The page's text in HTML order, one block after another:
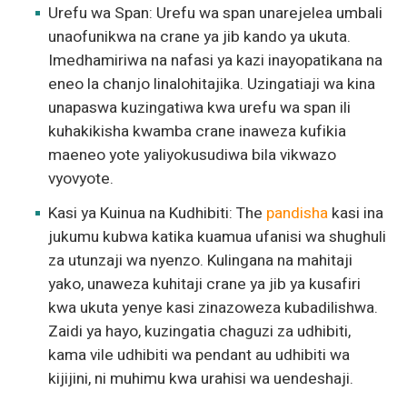
Urefu wa Span: Urefu wa span unarejelea umbali
unaofunikwa na crane ya jib kando ya ukuta.
Imedhamiriwa na nafasi ya kazi inayopatikana na
eneo la chanjo linalohitajika. Uzingatiaji wa kina
unapaswa kuzingatiwa kwa urefu wa span ili
kuhakikisha kwamba crane inaweza kufikia
maeneo yote yaliyokusudiwa bila vikwazo
vyovyote.
Kasi ya Kuinua na Kudhibiti: The pandisha kasi ina
jukumu kubwa katika kuamua ufanisi wa shughuli
za utunzaji wa nyenzo. Kulingana na mahitaji
yako, unaweza kuhitaji crane ya jib ya kusafiri
kwa ukuta yenye kasi zinazoweza kubadilishwa.
Zaidi ya hayo, kuzingatia chaguzi za udhibiti,
kama vile udhibiti wa pendant au udhibiti wa
kijijini, ni muhimu kwa urahisi wa uendeshaji.